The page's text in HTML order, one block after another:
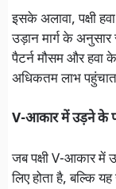
इसके अलावा, पक्षी
उड़ान मार्ग के
पैटर्न मौसम और हवा
अधिकतम लाभ
V-आकार में उड़ने के
जब पक्षी V-आकार
लिए होता है, बल्कि